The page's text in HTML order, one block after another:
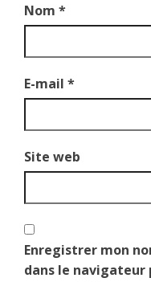
Nom *
E-mail *
Site web
Enregistrer mon
dans le navigateur